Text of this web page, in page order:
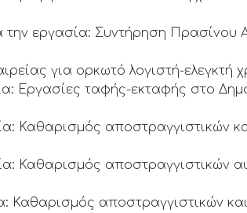
εργασία: Συντήρηση Πρασίνου
για ορκωτό λογιστή-ελεγκτή
Εργασίες ταφής-εκταφής στο
Καθαρισμός αποστραγγιστικών
Καθαρισμός αποστραγγιστικών
Καθαρισμός αποστραγγιστικών